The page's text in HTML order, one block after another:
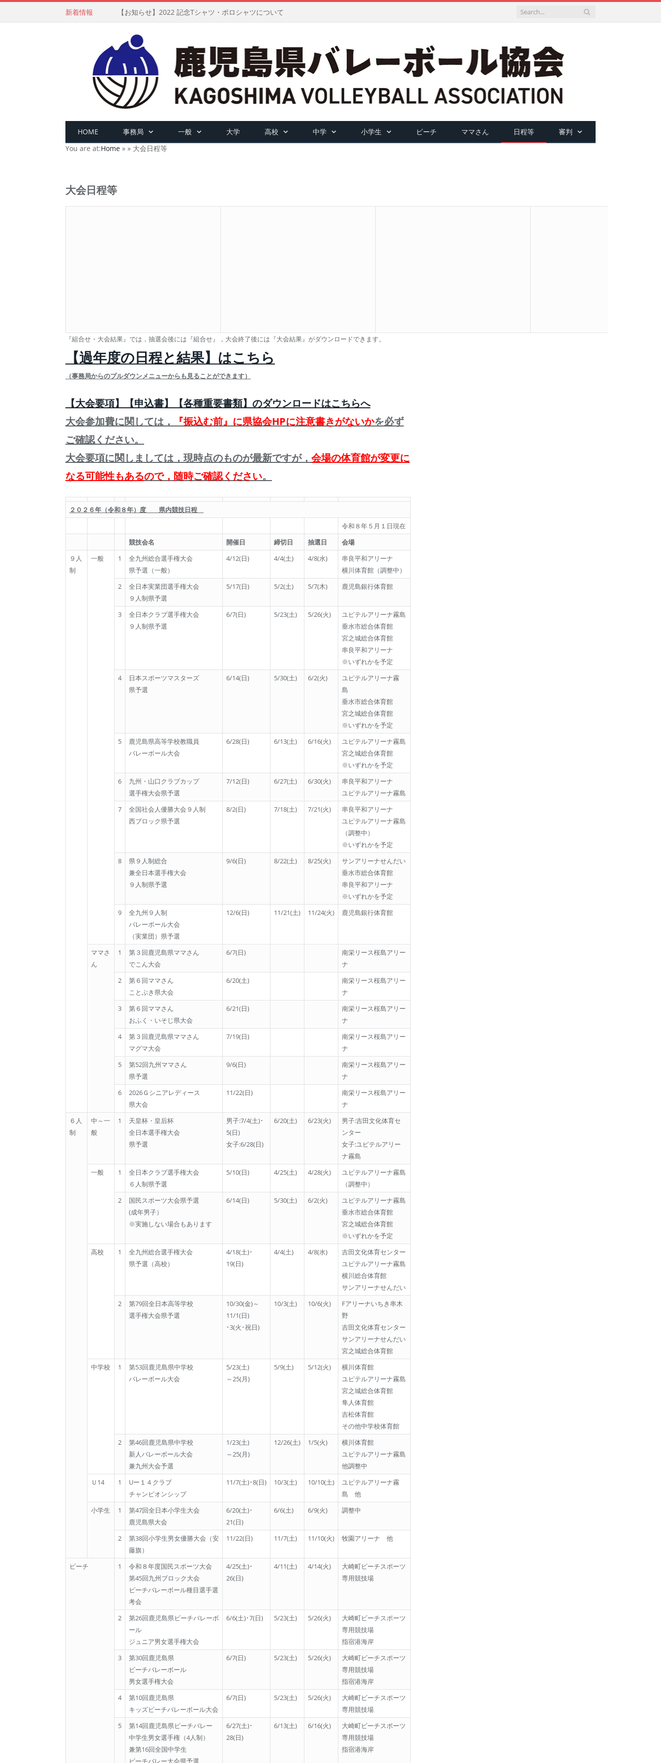
新着情報 【お知らせ】2022 記念Tシャツ・ポロシャツについて
HOME 事務局 一般 大学 高校 中学 小学生 ビーチ ママさん 日程等
審判
You are at:Home » » 大会日程等
大会日程等
『組合せ・大会結果』では，抽選会後には『組合せ』，大会終了後には『大会結果』がダウンロードできます。
【過年度の日程と結果】はこちら
（事務局からのプルダウンメニューからも見ることができます）
【大会要項】【申込書】【各種重要書類】のダウンロードはこちらへ
大会参加費に関しては，
『振込む前』に県協会HPに注意書きがないかを必ず
ご確認ください。
大会要項に関しましては，現時点のものが最新ですが， 会場の体育館が変更に
なる可能性もあるので，随時ご確認ください。
２０２６年（令和８年）度 県内競技日程
令和８年５月１日現在
競技会名
開催日 締切日 抽選日
会場
９人
制
一般 1
全九州総合選手権大会
県予選（一般）
4/12(日) 4/4(土) 4/8(水)
串良平和アリーナ
横川体育館（調整中）
2
全日本実業団選手権大会
９人制県予選
5/17(日) 5/2(土) 5/7(木) 鹿児島銀行体育館
3
全日本クラブ選手権大会
９人制県予選
6/7(日) 5/23(土) 5/26(火)
ユピテルアリーナ霧島
垂水市総合体育館
宮之城総合体育館
串良平和アリーナ
※いずれかを予定
4
日本スポーツマスターズ
県予選
6/14(日) 5/30(土) 6/2(火)
ユピテルアリーナ霧
島
垂水市総合体育館
宮之城総合体育館
※いずれかを予定
5
鹿児島県高等学校教職員
バレーボール大会
6/28(日) 6/13(土) 6/16(火)
ユピテルアリーナ霧島
宮之城総合体育館
※いずれかを予定
6
九州・山口クラブカップ
選手権大会県予選
7/12(日) 6/27(土) 6/30(火)
串良平和アリーナ
ユピテルアリーナ霧島
7
全国社会人優勝大会９人制
西ブロック県予選
8/2(日) 7/18(土) 7/21(火)
串良平和アリーナ
ユピテルアリーナ霧島
（調整中）
※いずれかを予定
8
県９人制総合
兼全日本選手権大会
９人制県予選
9/6(日) 8/22(土) 8/25(火)
サンアリーナせんだい
垂水市総合体育館
串良平和アリーナ
※いずれかを予定
9
全九州９人制
バレーボール大会
（実業団）県予選
12/6(日) 11/21(土) 11/24(火) 鹿児島銀行体育館
ママさ
ん
1
第３回鹿児島県ママさん
でこん大会
6/7(日)
南栄リース桜島アリー
ナ
2
第６回ママさん
ことぶき県大会
6/20(土)
南栄リース桜島アリー
ナ
3
第６回ママさん
おふく・いそじ県大会
6/21(日)
南栄リース桜島アリー
ナ
4
第３回鹿児島県ママさん
マグマ大会
7/19(日)
南栄リース桜島アリー
ナ
5
第52回九州ママさん
県予選
9/6(日)
南栄リース桜島アリー
ナ
6
2026Ｇシニアレディース
県大会
11/22(日)
南栄リース桜島アリー
ナ
６人
制
中～一
般
1
天皇杯・皇后杯
全日本選手権大会
県予選
男子:7/4(土)･
5(日)
女子:6/28(日)
6/20(土) 6/23(火)
男子:吉田文化体育セ
ンター
女子:ユピテルアリー
ナ霧島
一般
1
全日本クラブ選手権大会
６人制県予選
5/10(日) 4/25(土) 4/28(火)
ユピテルアリーナ霧島
（調整中）
2
国民スポーツ大会県予選
(成年男子）
※実施しない場合もあります
6/14(日) 5/30(土) 6/2(火)
ユピテルアリーナ霧島
垂水市総合体育館
宮之城総合体育館
※いずれかを予定
高校
1
全九州総合選手権大会
県予選（高校）
4/18(土)･
19(日)
4/4(土) 4/8(水)
吉田文化体育センター
ユピテルアリーナ霧島
横川総合体育館
サンアリーナせんだい
2
第79回全日本高等学校
選手権大会県予選
10/30(金)～
11/1(日)
･3(火･祝日)
10/3(土) 10/6(火)
Fアリーナいちき串木
野
吉田文化体育センター
サンアリーナせんだい
宮之城総合体育館
中学校
1
第53回鹿児島県中学校
バレーボール大会
5/23(土)
～25(月)
5/9(土) 5/12(火)
横川体育館
ユピテルアリーナ霧島
宮之城総合体育館
隼人体育館
吉松体育館
その他中学校体育館
2
第46回鹿児島県中学校
新人バレーボール大会
兼九州大会予選
1/23(土)
～25(月)
12/26(土) 1/5(火)
横川体育館
ユピテルアリーナ霧島
他調整中
Ｕ14
1
Uー１４クラブ
チャンピオンシップ
11/7(土)･8(日) 10/3(土) 10/10(土)
ユピテルアリーナ霧
島 他
小学生
1
第47回全日本小学生大会
鹿児島県大会
6/20(土)･
21(日)
6/6(土) 6/9(火) 調整中
2
第38回小学生男女優勝大会（安
藤旗）
11/22(日) 11/7(土) 11/10(火) 牧園アリーナ 他
ビーチ 1
令和８年度国民スポーツ大会
第45回九州ブロック大会
ビーチバレーボール種目選手選
考会
4/25(土)･
26(日)
4/11(土) 4/14(火)
大崎町ビーチスポーツ
専用競技場
2
第26回鹿児島県ビーチバレーボ
ール
ジュニア男女選手権大会
6/6(土)･7(日) 5/23(土) 5/26(火)
大崎町ビーチスポーツ
専用競技場
指宿港海岸
3
第30回鹿児島県
ビーチバレーボール
男女選手権大会
6/7(日) 5/23(土) 5/26(火)
大崎町ビーチスポーツ
専用競技場
指宿港海岸
4
第10回鹿児島県
キッズビーチバレーボール大会
6/7(日) 5/23(土) 5/26(火)
大崎町ビーチスポーツ
専用競技場
5
第14回鹿児島県ビーチバレー
中学生男女選手権（4人制）
兼第16回全国中学生
ビーチバレー大会県予選
6/27(土)･
28(日)
6/13(土) 6/16(火)
大崎町ビーチスポーツ
専用競技場
指宿港海岸